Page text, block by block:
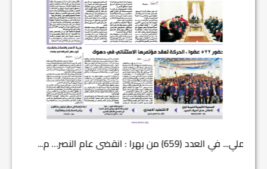
في العدد (659) من بهرا : انقضى عام النصر… م...